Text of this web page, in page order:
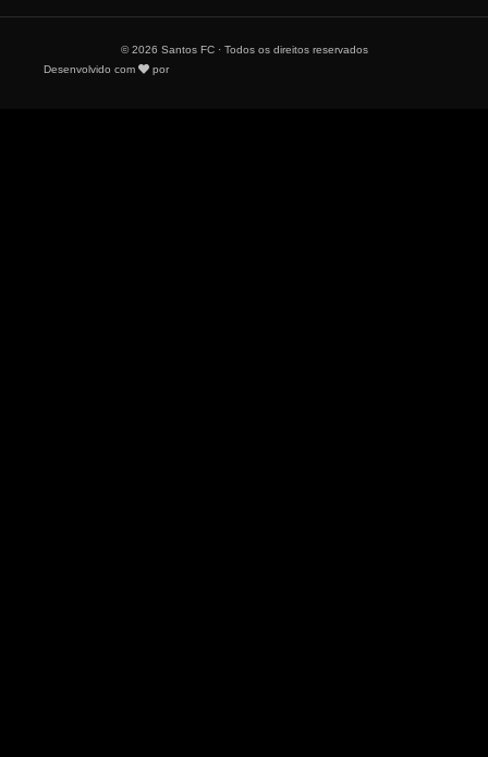
© 2026 Santos FC · Todos os direitos reservados
Desenvolvido com
por